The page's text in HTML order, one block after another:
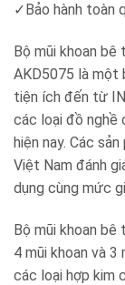
✓ Bảo hành toàn
Bộ mũi khoan bê
AKD5075 là một
tiện ích đến từ
các loại đồ nghề
hiện nay. Các
Việt Nam đánh
dụng cùng mức
Bộ mũi khoan bê
4 mũi khoan và
các loại hợp kim